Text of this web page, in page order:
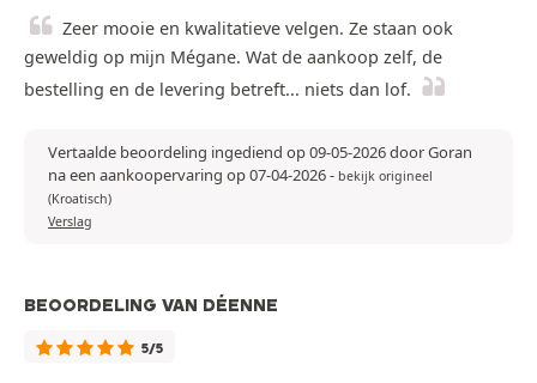
Zeer mooie en kwalitatieve velgen. Ze staan ook
geweldig op mijn Mégane. Wat de aankoop zelf, de
bestelling en de levering betreft... niets dan lof.
Vertaalde beoordeling ingediend op 09-05-2026 door Goran
na een aankoopervaring op 07-04-2026- bekijk origineel
(Kroatisch)
Verslag
BEOORDELING VAN DÉENNE
5/5